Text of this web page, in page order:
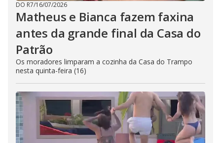
DO R7/16/07/2026
Matheus e Bianca fazem faxina
antes da grande final da Casa do
Patrão
Os moradores limparam a cozinha da Casa do Trampo
nesta quinta-feira (16)